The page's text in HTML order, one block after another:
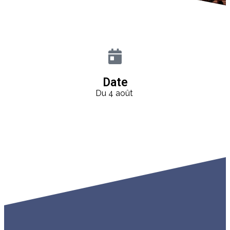
Date
Du 4 août